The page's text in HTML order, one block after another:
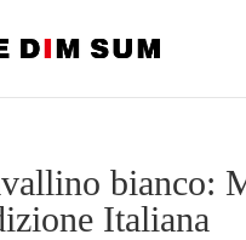
bianco:
Italiana